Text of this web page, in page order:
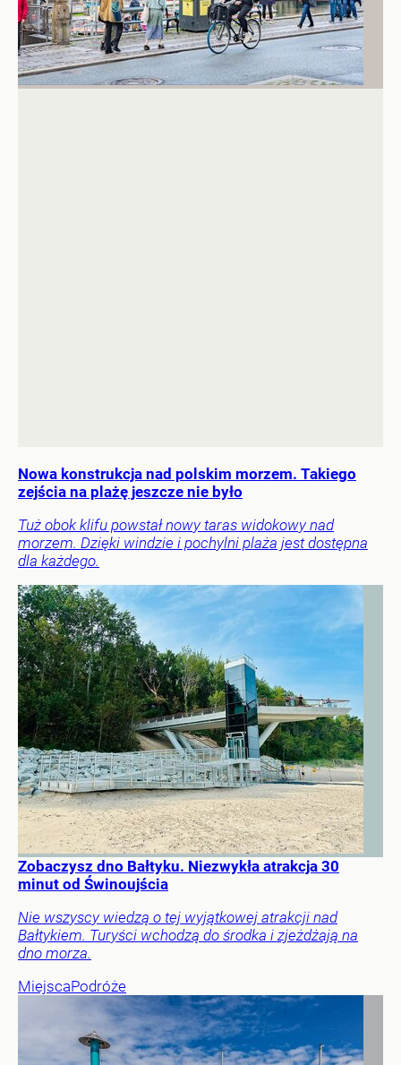
Nowa konstrukcja nad polskim morzem. Takiego
zejścia na plażę jeszcze nie było
Tuż obok klifu powstał nowy taras widokowy nad
morzem. Dzięki windzie i pochylni plaża jest dostępna
dla każdego.
Zobaczysz dno Bałtyku. Niezwykła atrakcja 30
minut od Świnoujścia
Nie wszyscy wiedzą o tej wyjątkowej atrakcji nad
Bałtykiem. Turyści wchodzą do środka i zjeżdżają na
dno morza.
MiejscaPodróże